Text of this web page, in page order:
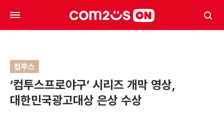
컴투스
‘컴투스프로야구’ 시리즈 개막 영상,
대한민국광고대상 은상 수상